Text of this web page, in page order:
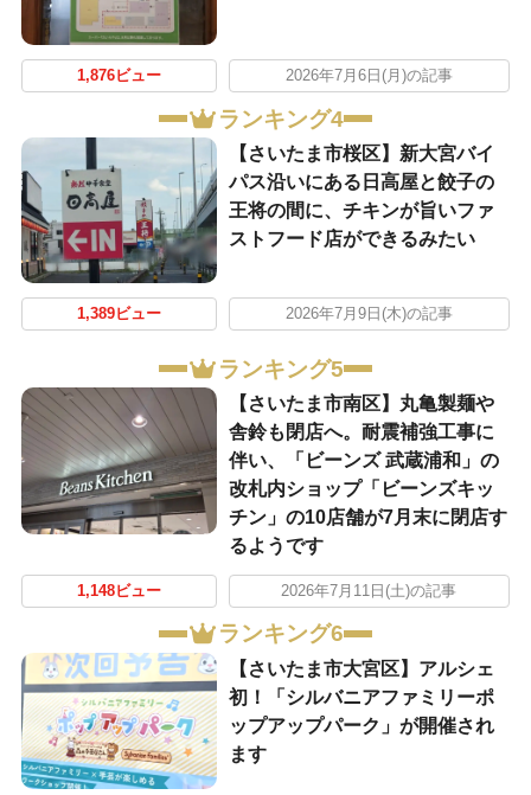
1,876ビュー 2026年7月6日(月)の記事
ランキング4
【さいたま市桜区】新大宮バイ
パス沿いにある日高屋と餃子の
王将の間に、チキンが旨いファ
ストフード店ができるみたい
1,389ビュー 2026年7月9日(木)の記事
ランキング5
【さいたま市南区】丸亀製麺や
舎鈴も閉店へ。耐震補強工事に
伴い、「ビーンズ 武蔵浦和」の
改札内ショップ「ビーンズキッ
チン」の10店舗が7月末に閉店す
るようです
1,148ビュー 2026年7月11日(土)の記事
ランキング6
【さいたま市大宮区】アルシェ
初！「シルバニアファミリーポ
ップアップパーク」が開催され
ます